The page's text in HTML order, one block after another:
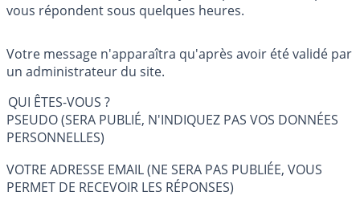
vous répondent sous quelques heures.
Votre message n'apparaîtra qu'après avoir été validé par
un administrateur du site.
QUI ÊTES-VOUS ?
PSEUDO (SERA PUBLIÉ, N'INDIQUEZ PAS VOS DONNÉES
PERSONNELLES)
VOTRE ADRESSE EMAIL (NE SERA PAS PUBLIÉE, VOUS
PERMET DE RECEVOIR LES RÉPONSES)